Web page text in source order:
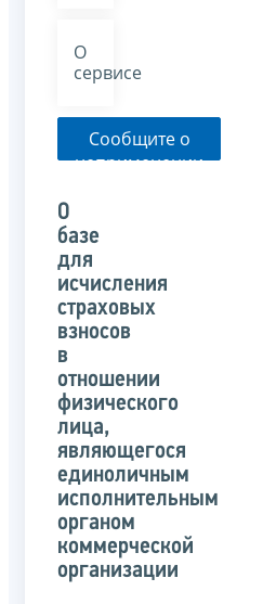
О
сервисе
Сообщите о
неприменении
указанного
О
базе
для
исчисления
страховых
взносов
в
отношении
физического
лица,
являющегося
единоличным
исполнительным
органом
коммерческой
организации